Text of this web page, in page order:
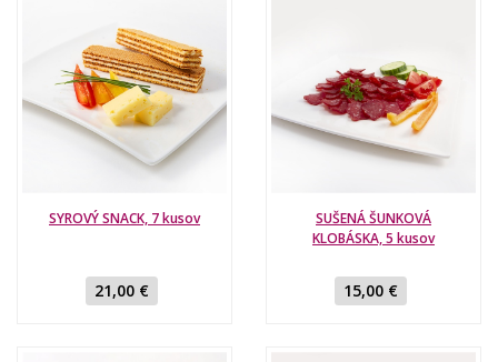
SYROVÝ SNACK, 7 kusov
21,00 €
SUŠENÁ ŠUNKOVÁ
KLOBÁSKA, 5 kusov
15,00 €